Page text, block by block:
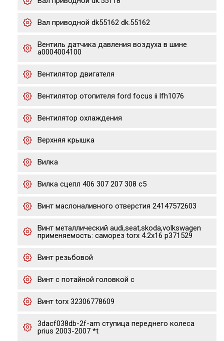
Вал приводной dk55162 dk.55162
Вентиль датчика давления воздуха в шине
a0004004100
Вентилятор двигателя
Вентилятор отопителя ford focus ii lfh1076
Вентилятор охлаждения
Верхняя крышка
Вилка
Вилка сцепл 406 307 207 308 c5
Винт маслоналивного отверстия 24147572603
Винт металлический audi,seat,skoda,volkswagen
применяемость: саморез torx 4.2х16 p371529
Винт резьбовой
Винт с потайной головкой с
Винт torx 32306778609
3dacf038db-2f-am ступица переднего колеса
prius 2003-2007 *t